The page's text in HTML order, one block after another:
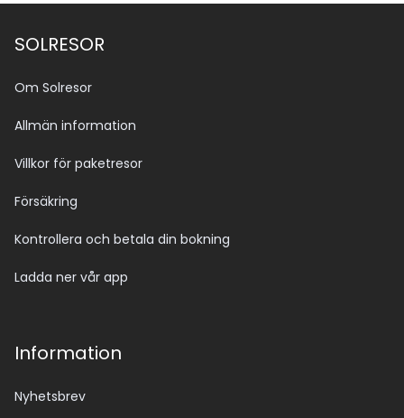
SOLRESOR
Om Solresor
Allmän information
Villkor för paketresor
Försäkring
Kontrollera och betala din bokning
Ladda ner vår app
Information
Nyhetsbrev